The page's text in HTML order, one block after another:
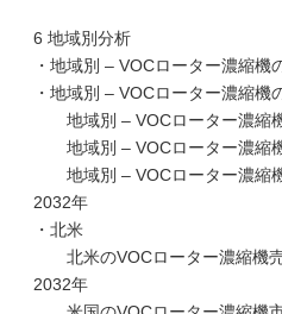
6 地域別分析
・地域別 – VOCローター濃縮
・地域別 – VOCローター濃縮機
地域別 – VOCローター濃縮
地域別 – VOCローター濃縮
地域別 – VOCローター濃縮
2032年
・北米
北米のVOCローター濃縮機売
2032年